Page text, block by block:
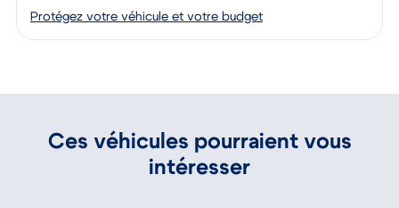
Protégez votre véhicule et votre budget
Ces véhicules pourraient vous
intéresser